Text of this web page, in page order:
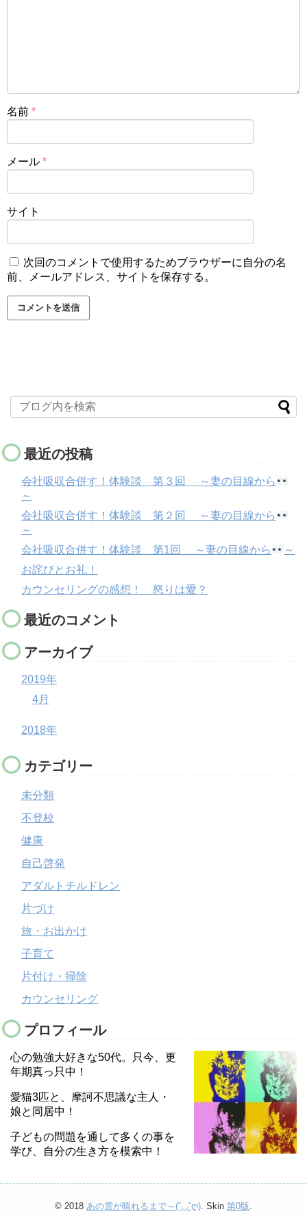
名前 *
メール *
サイト
次回のコメントで使用するためブラウザーに自分の名
前、メールアドレス、サイトを保存する。
最近の投稿
会社吸収合併す！体験談 第３回 ～妻の目線から
～
会社吸収合併す！体験談 第２回 ～妻の目線から
～
会社吸収合併す！体験談 第1回 ～妻の目線から
～
お詫びとお礼！
カウンセリングの感想！ 怒りは愛？
最近のコメント
アーカイブ
2019年
4月
2018年
カテゴリー
未分類
不登校
健康
自己啓発
アダルトチルドレン
片づけ
旅・お出かけ
子育て
片付け・掃除
カウンセリング
プロフィール
心の勉強大好きな50代。只今、更
年期真っ只中！
愛猫3匹と、摩訶不思議な主人・
娘と同居中！
子どもの問題を通して多くの事を
学び、自分の生き方を模索中！
© 2018 あの雲が晴れるまで～(ˇ◡ˇღ). Skin 第0版.